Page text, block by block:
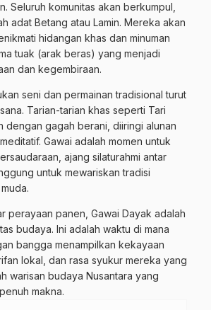
Seluruh komunitas akan berkumpul,
adat Betang atau Lamin. Mereka akan
hidangan khas dan minuman
tuak (arak beras) yang menjadi
dan kegembiraan.
seni dan permainan tradisional turut
Tarian-tarian khas seperti Tari
dengan gagah berani, diiringi alunan
Gawai adalah momen untuk
ajang silaturahmi antar
untuk mewariskan tradisi
perayaan panen, Gawai Dayak adalah
budaya. Ini adalah waktu di mana
bangga menampilkan kekayaan
lokal, dan rasa syukur mereka yang
warisan budaya Nusantara yang
makna.